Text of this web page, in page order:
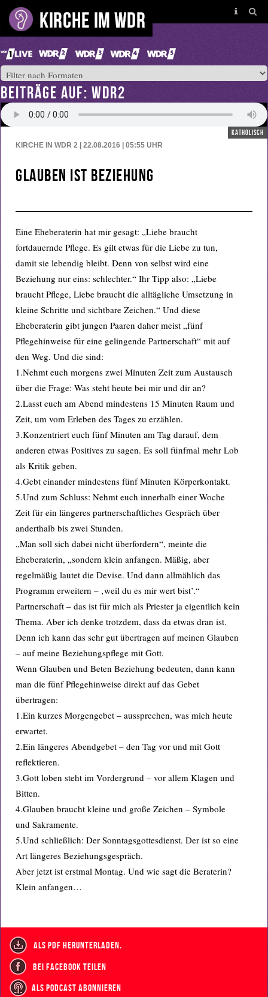
BEITRÄGE AUF: WDR2
katholisch
KIRCHE IN WDR 2 | 22.08.2016 | 05:55 UHR
Glauben ist Beziehung
Eine Eheberaterin hat mir gesagt: „Liebe braucht
fortdauernde Pflege. Es gilt etwas für die Liebe zu tun,
damit sie lebendig bleibt. Denn von selbst wird eine
Beziehung nur eins: schlechter.“ Ihr Tipp also: „Liebe
braucht Pflege, Liebe braucht die alltägliche Umsetzung in
kleine Schritte und sichtbare Zeichen.“ Und diese
Eheberaterin gibt jungen Paaren daher meist „fünf
Pflegehinweise für eine gelingende Partnerschaft“ mit auf
den Weg. Und die sind:
1.Nehmt euch morgens zwei Minuten Zeit zum Austausch
über die Frage: Was steht heute bei mir und dir an?
2.Lasst euch am Abend mindestens 15 Minuten Raum und
Zeit, um vom Erleben des Tages zu erzählen.
3.Konzentriert euch fünf Minuten am Tag darauf, dem
anderen etwas Positives zu sagen. Es soll fünfmal mehr Lob
als Kritik geben.
4.Gebt einander mindestens fünf Minuten Körperkontakt.
5.Und zum Schluss: Nehmt euch innerhalb einer Woche
Zeit für ein längeres partnerschaftliches Gespräch über
anderthalb bis zwei Stunden.
„Man soll sich dabei nicht überfordern“, meinte die
Eheberaterin, „sondern klein anfangen. Mäßig, aber
regelmäßig lautet die Devise. Und dann allmählich das
Programm erweitern – ‚weil du es mir wert bist’.“
Partnerschaft – das ist für mich als Priester ja eigentlich kein
Thema. Aber ich denke trotzdem, dass da etwas dran ist.
Denn ich kann das sehr gut übertragen auf meinen Glauben
– auf meine Beziehungspflege mit Gott.
Wenn Glauben und Beten Beziehung bedeuten, dann kann
man die fünf Pflegehinweise direkt auf das Gebet
übertragen:
1.Ein kurzes Morgengebet – aussprechen, was mich heute
erwartet.
2.Ein längeres Abendgebet – den Tag vor und mit Gott
reflektieren.
3.Gott loben steht im Vordergrund – vor allem Klagen und
Bitten.
4.Glauben braucht kleine und große Zeichen – Symbole
und Sakramente.
5.Und schließlich: Der Sonntagsgottesdienst. Der ist so eine
Art längeres Beziehungsgespräch.
Aber jetzt ist erstmal Montag. Und wie sagt die Beraterin?
Klein anfangen…
als PDF herunterladen.
bei Facebook teilen
als Podcast abonnieren